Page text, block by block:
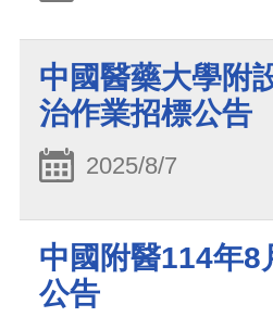
中國醫藥大學附
治作業招標公告
2025/8/7
中國附醫114年8
公告